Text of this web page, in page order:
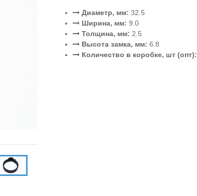
Диаметр, мм: 32.5
Ширина, мм: 9.0
Толщина, мм: 2.5
Высота замка, мм: 6.8
Количество в коробке, шт (опт):